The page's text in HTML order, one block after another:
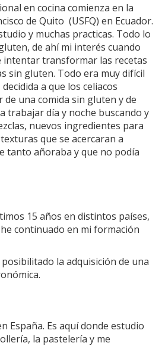
en cocina comienza en la
de Quito (USFQ) en Ecuador.
y muchas practicas. Todo lo
de ahí mi interés cuando
intentar transformar las recetas
sin gluten. Todo era muy difícil
a que los celiacos
una comida sin gluten y de
trabajar día y noche buscando y
nuevos ingredientes para
que se acercaran a
tanto añoraba y que no podía
15 años en distintos países,
continuado en mi formación
la adquisición de una
España. Es aquí donde estudio
la pastelería y me